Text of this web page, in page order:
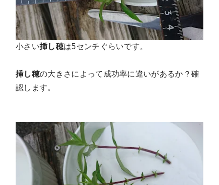
小さい挿し穂は5センチぐらいです。
挿し穂の大きさによって成功率に違いがあるか？確
認します。